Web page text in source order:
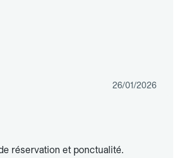
26/01/2026
réservation et ponctualité.